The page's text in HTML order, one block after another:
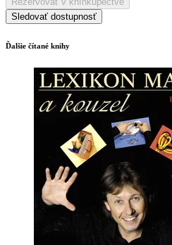
Sledovať dostupnosť
Ďalšie čítané knihy